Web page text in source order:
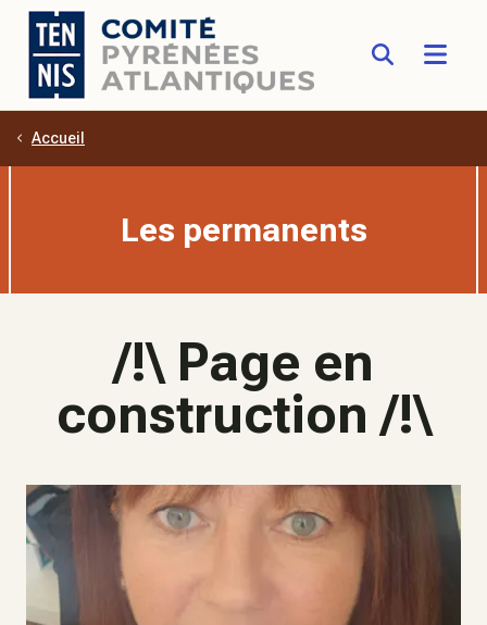
Aller au contenu principal
Accueil
Les permanents
/!\ Page en
construction /!\